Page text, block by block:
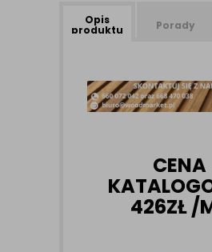
Opis
produktu Porady
CENA
426ZŁ /